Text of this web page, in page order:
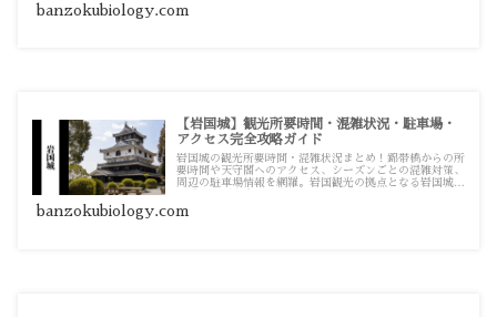
banzokubiology.com
【岩国城】観光所要時間・混雑状況・駐車場・
アクセス完全攻略ガイド
岩国城の観光所要時間・混雑状況まとめ！錦帯橋からの所
要時間や天守閣へのアクセス、シーズンごとの混雑対策、
周辺の駐車場情報を網羅。岩国観光の拠点となる岩国城へ
banzokubiology.com